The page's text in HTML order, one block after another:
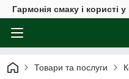
Гармонія смаку і користі
Товари та послуги